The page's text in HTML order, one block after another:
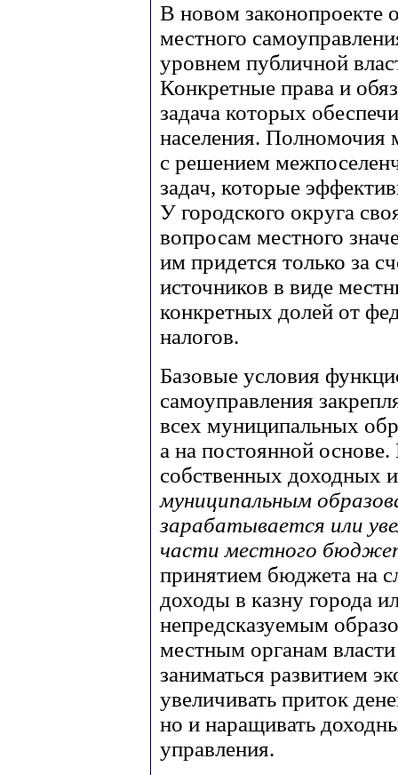
В новом законопроекте
местного
уровнем публичной
Конкретные права и
задача которых
населения. Полномочия
с решением
задач, которые
У городского округа
вопросам местного
им придется только за
источников в виде
конкретных долей от
налогов.
Базовые условия
самоуправления
всех муниципальных
а на постоянной
собственных доходных
муниципальным
зарабатывается или
части местного
принятием бюджета на
доходы в казну города
непредсказуемым
местным органам
заниматься развитием
увеличивать приток
но и наращивать
управления.